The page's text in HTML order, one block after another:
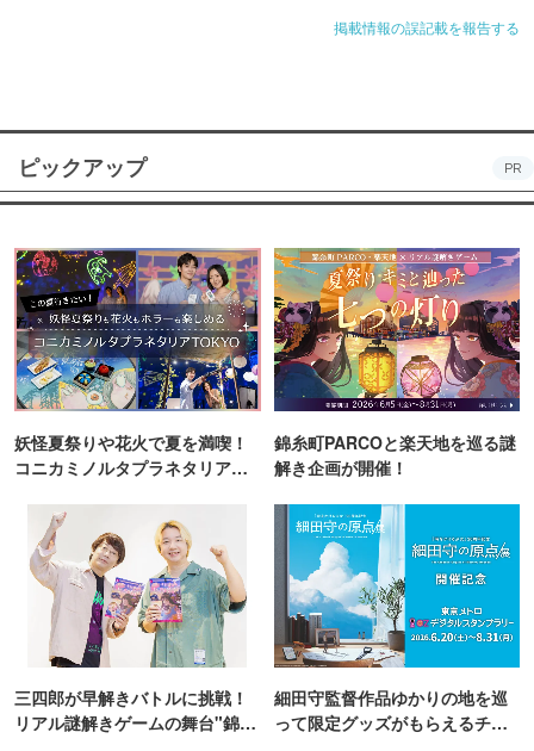
掲載情報の誤記載を報告する
ピックアップ PR
妖怪夏祭りや花火で夏を満喫！
コニカミノルタプラネタリア
錦糸町PARCOと楽天地を巡る謎
解き企画が開催！
三四郎が早解きバトルに挑戦！
リアル謎解きゲームの舞台"錦糸
細田守監督作品ゆかりの地を巡
って限定グッズがもらえるチャ